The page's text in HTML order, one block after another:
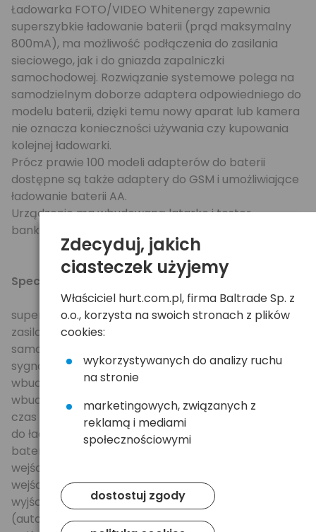
Ładowarka FOTO/VIDEO Whitenergy zapewnia
superszybkie ładowanie baterii (prąd maksymalny
800mA), ma możliwość podłączenia do zasilania
sieciowego, jak i do gniazda zapalniczki
samochodowej. Rozwiązanie systemowe polega na
samodzielnym doborze adaptera odpowiedniego do
modelu baterii, dzięki temu nowy aparat lub kamera
nie oznacza konieczności używania czy kupowania
kolejnej ładowarki.
Prócz prawie 100 modeli adapterów do baterii
dostępne są także adaptery do GSM i umożliwiające
ładowanie baterii AA.
Urządzenie ma wbudowaną latarkę i tester
banknotów.
Specyfikacja:
superszybkie ładowanie – prąd maksymalny 800mA
zasilanie sieciowe i z gniazda zapalniczki
samochodowej
sygnalizacja trybu pracy diodą LED
wbudowana latarka
wbudowany tester banknotów
czas ładowania zależny od pojemności baterii
do ładowarki należy dobrać odpowiedni do modelu
baterii adapter (prawie 100 modeli do wyboru)
wejście AC: AC 90V - 250V 50/60Hz, 100mA MAX
wejście samochodowe: DC 12 - 24V
wyjście - napięcie prądu DC 1.2 - 8.4V
(automatyczne ustawianie)
Zdecyduj, jakich
ciasteczek użyjemy
Właściciel hurt.com.pl, firma Baltrade Sp. z
o.o., korzysta na swoich stronach z plików
cookies:
wykorzystywanych do analizy ruchu
na stronie
marketingowych, związanych z
reklamą i mediami
społecznościowymi
dostostuj zgody